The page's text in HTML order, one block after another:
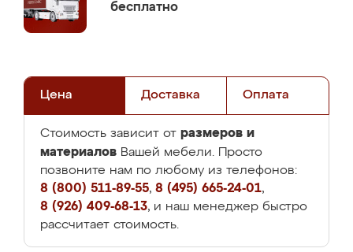
бесплатно
Цена Доставка Оплата
Стоимость зависит от размеров и
материалов Вашей мебели. Просто
позвоните нам по любому из телефонов:
8 (800) 511-89-55, 8 (495) 665-24-01,
8 (926) 409-68-13, и наш менеджер быстро
рассчитает стоимость.